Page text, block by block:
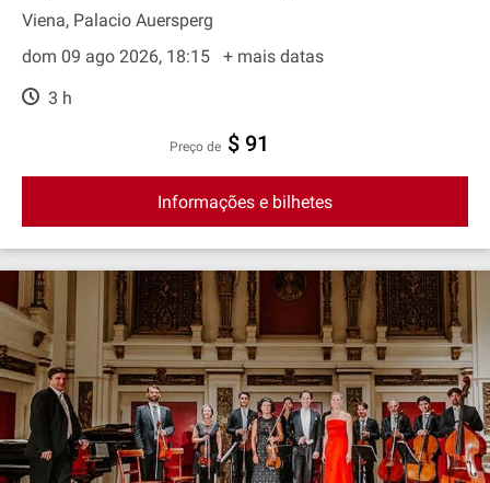
Viena, Palacio Auersperg
dom 09 ago 2026, 18:15
+ mais datas
3 h
preço de $ 91
Informações e bilhetes